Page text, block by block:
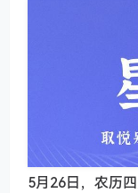
5月26日，农历